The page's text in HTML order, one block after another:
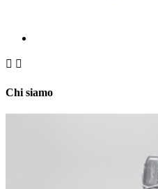
 
Chi siamo